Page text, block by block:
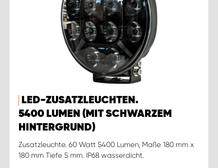
LED-ZUSATZLEUCHTEN.
5400 LUMEN (MIT SCHWARZEM
HINTERGRUND)
Zusatzleuchte. 60 Watt 5400 Lumen, Maße 180 mm x
180 mm Tiefe 5 mm. IP68 wasserdicht.